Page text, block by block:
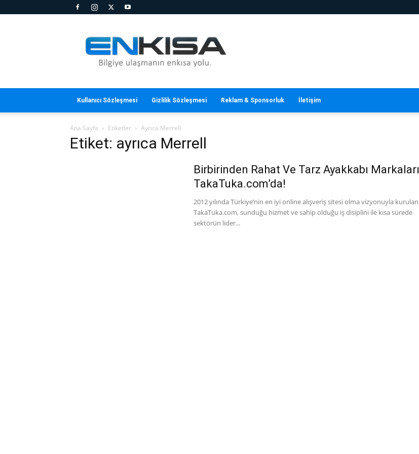
Kısa
Kullanıcı Sözleşmesi Gizlilik Sözleşmesi Reklam & Sponsorluk İletişim
Ana Sayfa Etiketler Ayrıca Merrell
Etiket: ayrıca Merrell
Birbirinden Rahat Ve Tarz Ayakkabı Markaları
TakaTuka.com’da!
2012 yılında Türkiye’nin en iyi online alışveriş sitesi olma vizyonuyla kurulan
TakaTuka.com, sunduğu hizmet ve sahip olduğu iş disiplini ile kısa sürede
sektörün lider...